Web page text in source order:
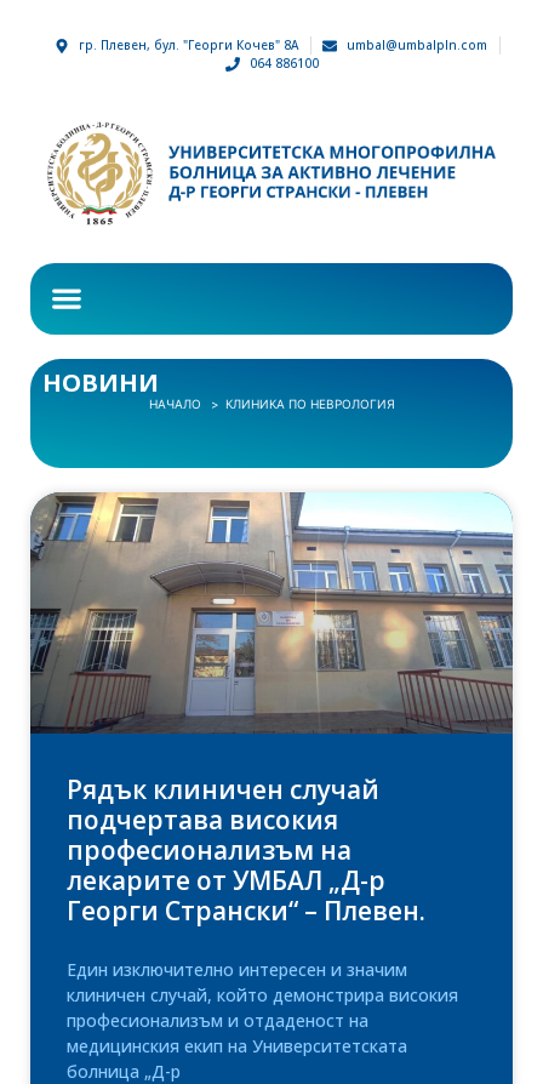
гр. Плевен, бул. "Георги Кочев" 8А
umbal@umbalpln.com
064 886100
НОВИНИ
НАЧАЛО КЛИНИКА ПО НЕВРОЛОГИЯ
Рядък клиничен случай
подчертава високия
професионализъм на
лекарите от УМБАЛ „Д-р
Георги Странски“ – Плевен.
Един изключително интересен и значим
клиничен случай, който демонстрира високия
професионализъм и отдаденост на
медицинския екип на Университетската
болница „Д-р